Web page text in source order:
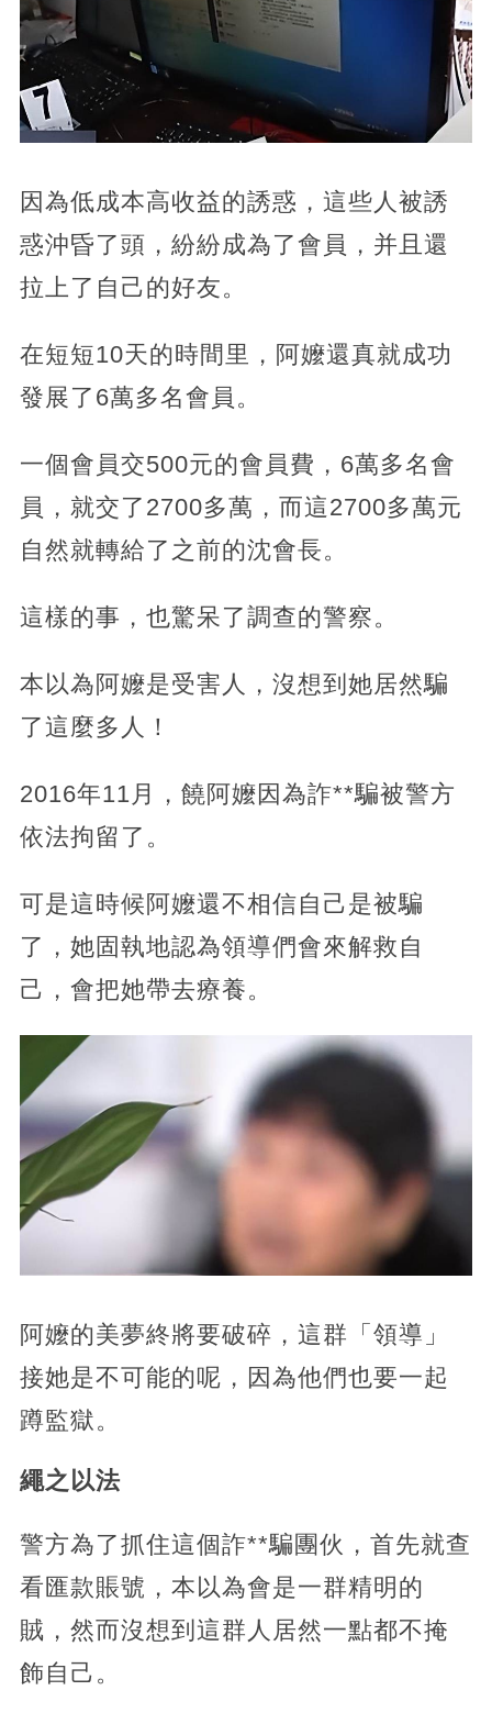
因為低成本高收益的誘惑，這些人被誘
惑沖昏了頭，紛紛成為了會員，并且還
拉上了自己的好友。
在短短10天的時間里，阿嬤還真就成功
發展了6萬多名會員。
一個會員交500元的會員費，6萬多名會
員，就交了2700多萬，而這2700多萬元
自然就轉給了之前的沈會長。
這樣的事，也驚呆了調查的警察。
本以為阿嬤是受害人，沒想到她居然騙
了這麼多人！
2016年11月，饒阿嬤因為詐**騙被警方
依法拘留了。
可是這時候阿嬤還不相信自己是被騙
了，她固執地認為領導們會來解救自
己，會把她帶去療養。
阿嬤的美夢終將要破碎，這群「領導」
接她是不可能的呢，因為他們也要一起
蹲監獄。
繩之以法
警方為了抓住這個詐**騙團伙，首先就查
看匯款賬號，本以為會是一群精明的
賊，然而沒想到這群人居然一點都不掩
飾自己。